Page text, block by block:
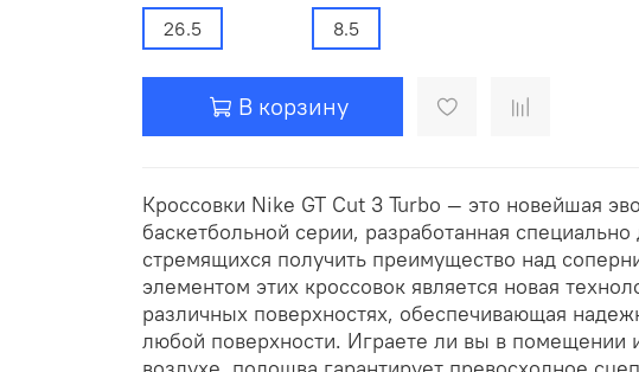
26.5
8.5
В корзину
Кроссовки Nike GT Cut 3 Turbo — это новейшая
баскетбольной серии, разработанная специально
стремящихся получить преимущество над
элементом этих кроссовок является новая
различных поверхностях, обеспечивающая
любой поверхности. Играете ли вы в помещении